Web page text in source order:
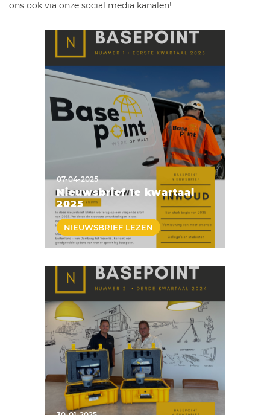
ons ook via onze social media kanalen!
07-04-2025
Nieuwsbrief 1e kwartaal
2025
NIEUWSBRIEF LEZEN